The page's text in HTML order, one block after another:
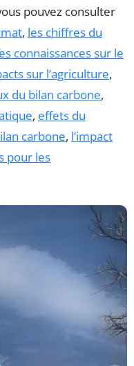
pouvez consulter
, les chiffres du
connaissances sur le
sur l’agriculture,
du bilan carbone,
, effets du
carbone, l’impact
pour les